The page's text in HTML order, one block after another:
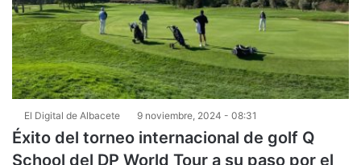
El Digital de Albacete 9 noviembre, 2024 - 08:31
Éxito del torneo internacional de golf Q
School del DP World Tour a su paso por el